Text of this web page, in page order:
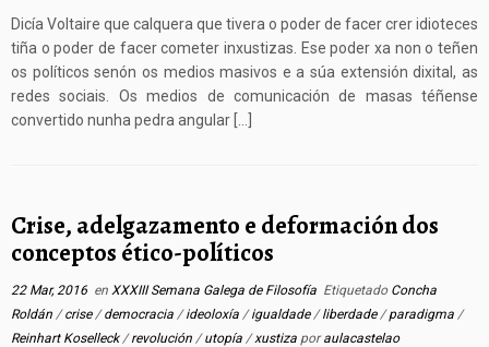
Dicía Voltaire que calquera que tivera o poder de facer crer idioteces
tiña o poder de facer cometer inxustizas. Ese poder xa non o teñen
os políticos senón os medios masivos e a súa extensión dixital, as
redes sociais. Os medios de comunicación de masas téñense
convertido nunha pedra angular […]
Crise, adelgazamento e deformación dos
conceptos ético-políticos
22 Mar, 2016 en XXXIII Semana Galega de Filosofía Etiquetado Concha
Roldán /crise/democracia /ideoloxía /igualdade/liberdade/paradigma /
Reinhart Koselleck/revolución /utopía /xustiza poraulacastelao